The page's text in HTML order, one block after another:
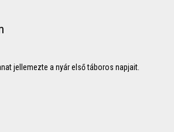
jellemezte a nyár első táboros napjait.